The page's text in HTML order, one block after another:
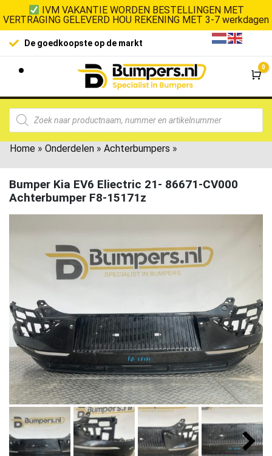
IVM VAKANTIE WORDEN BESTELLINGEN MET
VERTRAGING GELEVERD HOU REKENING MET 3-7 werkdagen
De goedkoopste op de markt
0
Home » Onderdelen » Achterbumpers »
Bumper Kia EV6 Eliectric 21- 86671-CV000
Achterbumper F8-15171z